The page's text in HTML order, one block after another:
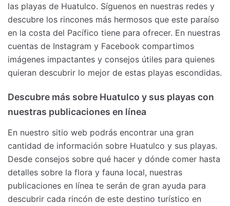
las playas de Huatulco. Síguenos en nuestras redes y
descubre los rincones más hermosos que este paraíso
en la costa del Pacífico tiene para ofrecer. En nuestras
cuentas de Instagram y Facebook compartimos
imágenes impactantes y consejos útiles para quienes
quieran descubrir lo mejor de estas playas escondidas.
Descubre más sobre Huatulco y sus playas con
nuestras publicaciones en línea
En nuestro sitio web podrás encontrar una gran
cantidad de información sobre Huatulco y sus playas.
Desde consejos sobre qué hacer y dónde comer hasta
detalles sobre la flora y fauna local, nuestras
publicaciones en línea te serán de gran ayuda para
descubrir cada rincón de este destino turístico en